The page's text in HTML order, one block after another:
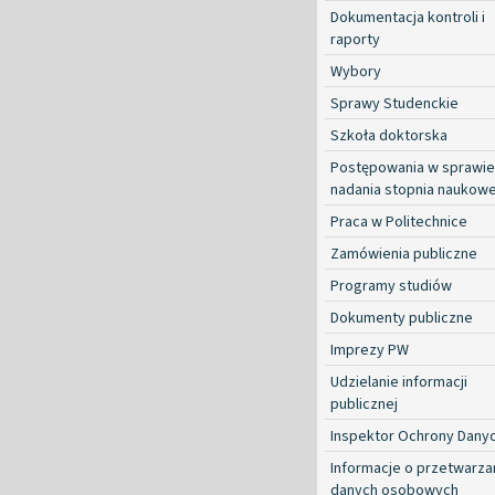
Dokumentacja kontroli i
raporty
Wybory
Sprawy Studenckie
Szkoła doktorska
Postępowania w sprawie
nadania stopnia
Praca w Politechnice
Zamówienia publiczne
Programy studiów
Dokumenty publiczne
Imprezy PW
Udzielanie informacji
publicznej
Inspektor Ochrony
Informacje o
danych osobowych